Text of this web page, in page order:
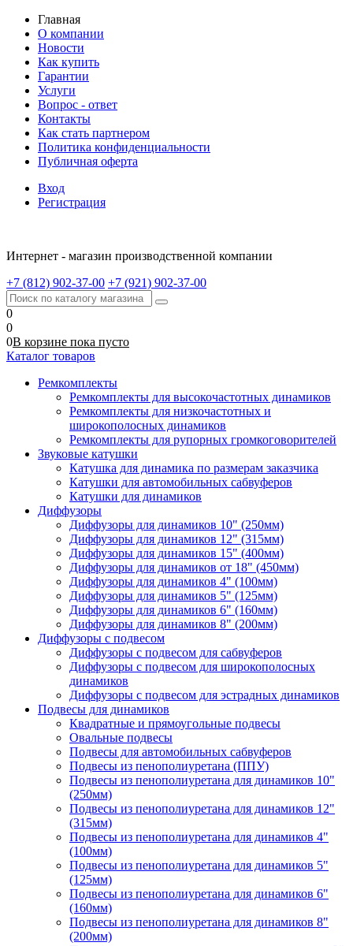
Главная
О компании
Новости
Как купить
Гарантии
Услуги
Вопрос - ответ
Контакты
Как стать партнером
Политика конфиденциальности
Публичная оферта
Вход
Регистрация
Интернет - магазин производственной компании
+7 (812) 902-37-00 +7 (921) 902-37-00
0
0
0В корзине пока пусто
Каталог товаров
Ремкомплекты
Ремкомплекты для высокочастотных динамиков
Ремкомплекты для низкочастотных и
широкополосных динамиков
Ремкомплекты для рупорных громкоговорителей
Звуковые катушки
Катушка для динамика по размерам заказчика
Катушки для автомобильных сабвуферов
Катушки для динамиков
Диффузоры
Диффузоры для динамиков 10" (250мм)
Диффузоры для динамиков 12" (315мм)
Диффузоры для динамиков 15" (400мм)
Диффузоры для динамиков от 18" (450мм)
Диффузоры для динамиков 4" (100мм)
Диффузоры для динамиков 5" (125мм)
Диффузоры для динамиков 6" (160мм)
Диффузоры для динамиков 8" (200мм)
Диффузоры с подвесом
Диффузоры с подвесом для сабвуферов
Диффузоры с подвесом для широкополосных
динамиков
Диффузоры с подвесом для эстрадных динамиков
Подвесы для динамиков
Квадратные и прямоугольные подвесы
Овальные подвесы
Подвесы для автомобильных сабвуферов
Подвесы из пенополиуретана (ППУ)
Подвесы из пенополиуретана для динамиков 10"
(250мм)
Подвесы из пенополиуретана для динамиков 12"
(315мм)
Подвесы из пенополиуретана для динамиков 4"
(100мм)
Подвесы из пенополиуретана для динамиков 5"
(125мм)
Подвесы из пенополиуретана для динамиков 6"
(160мм)
Подвесы из пенополиуретана для динамиков 8"
(200мм)